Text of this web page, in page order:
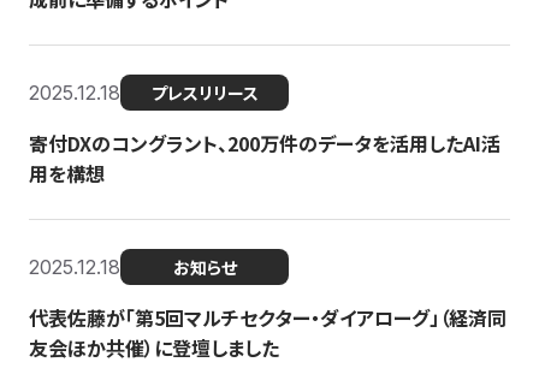
2025.12.18 プレスリリース
寄付DXのコングラント、200万件のデータを活用したAI活
用を構想
2025.12.18 お知らせ
代表佐藤が「第5回マルチセクター・ダイアローグ」（経済同
友会ほか共催）に登壇しました